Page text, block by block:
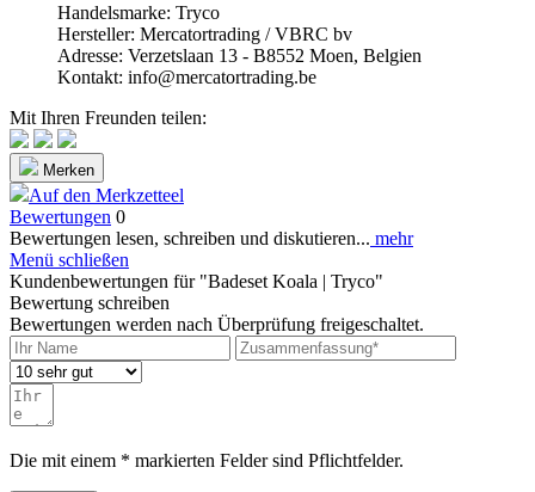
Handelsmarke: Tryco
Hersteller: Mercatortrading / VBRC bv
Adresse: Verzetslaan 13 - B8552 Moen, Belgien
Kontakt: info@mercatortrading.be
Mit Ihren Freunden teilen:
Merken
Auf den Merkzetteel
Bewertungen 0
Bewertungen lesen, schreiben und diskutieren... mehr
Menü schließen
Kundenbewertungen für "Badeset Koala | Tryco"
Bewertung schreiben
Bewertungen werden nach Überprüfung freigeschaltet.
Die mit einem * markierten Felder sind Pflichtfelder.